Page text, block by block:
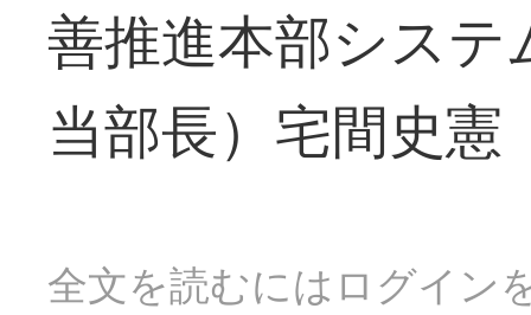
善推進本部システ
当部長）宅間史憲
全文を読むにはログイン